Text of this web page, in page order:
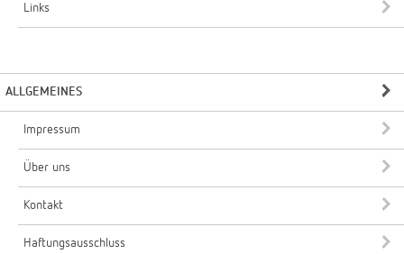
Links
ALLGEMEINES
Impressum
Über uns
Kontakt
Haftungsausschluss